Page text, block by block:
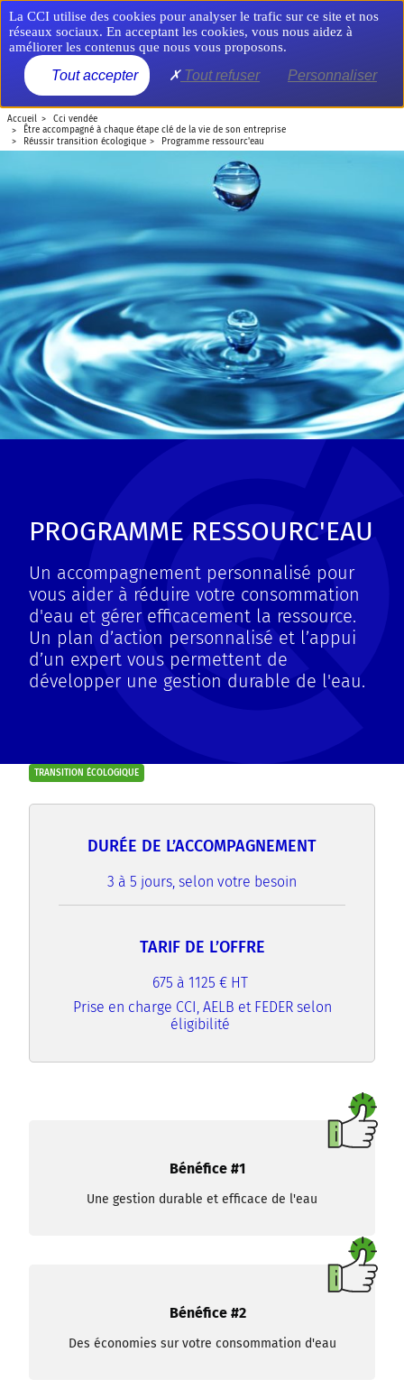
Aller
au
contenu
principal
MENU
accueil
cci vendée
être accompagné à chaque étape clé de la vie de son entreprise
réussir transition écologique
programme ressourc'eau
PROGRAMME RESSOURC'EAU
Un accompagnement personnalisé pour
vous aider à réduire votre consommation
d'eau et gérer efficacement la ressource.
Un plan d’action personnalisé et l’appui
d’un expert vous permettent de
développer une gestion durable de l'eau.
TRANSITION ÉCOLOGIQUE
DURÉE DE L’ACCOMPAGNEMENT
3 à 5 jours, selon votre besoin
TARIF DE L’OFFRE
675 à 1125 € HT
Prise en charge CCI, AELB et FEDER selon
éligibilité
Bénéfice #1
Une gestion durable et efficace de l'eau
Bénéfice #2
Des économies sur votre consommation d'eau
Panneau de gestion des cookies
La CCI utilise des cookies pour analyser le trafic sur ce site et nos
réseaux sociaux. En acceptant les cookies, vous nous aidez à
améliorer les contenus que nous vous proposons.
Tout accepter Tout refuser Personnaliser